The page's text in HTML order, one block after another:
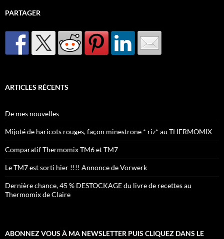
PARTAGER
ARTICLES RÉCENTS
De mes nouvelles
Mijoté de haricots rouges, façon minestrone * riz* au THERMOMIX
Comparatif Thermomix TM6 et TM7
Le TM7 est sorti hier !!!! Annonce de Vorwerk
Dernière chance, 45 % DESTOCKAGE du livre de recettes au
Thermomix de Claire
ABONNEZ VOUS À MA NEWSLETTER PUIS CLIQUEZ DANS LE